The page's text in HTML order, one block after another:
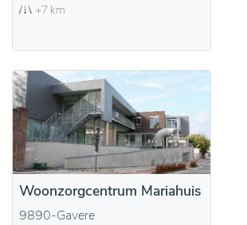
+7 km
Woonzorgcentrum Mariahuis
9890-Gavere